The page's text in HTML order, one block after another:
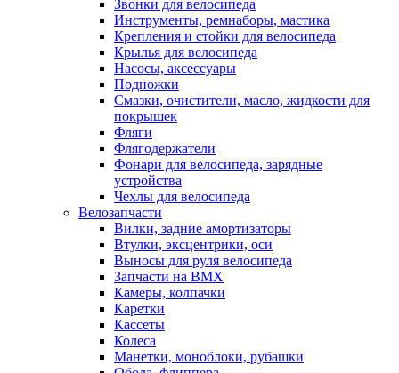
Звонки для велосипеда
Инструменты, ремнаборы, мастика
Крепления и стойки для велосипеда
Крылья для велосипеда
Насосы, аксессуары
Подножки
Смазки, очистители, масло, жидкости для
покрышек
Фляги
Флягодержатели
Фонари для велосипеда, зарядные
устройства
Чехлы для велосипеда
Велозапчасти
Вилки, задние амортизаторы
Втулки, эксцентрики, оси
Выносы для руля велосипеда
Запчасти на BMX
Камеры, колпачки
Каретки
Кассеты
Колеса
Манетки, моноблоки, рубашки